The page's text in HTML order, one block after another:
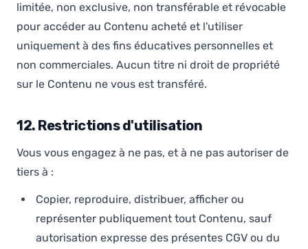
limitée, non exclusive, non transférable et révocable
pour accéder au Contenu acheté et l'utiliser
uniquement à des fins éducatives personnelles et
non commerciales. Aucun titre ni droit de propriété
sur le Contenu ne vous est transféré.
12. Restrictions d'utilisation
Vous vous engagez à ne pas, et à ne pas autoriser de
tiers à :
Copier, reproduire, distribuer, afficher ou
représenter publiquement tout Contenu, sauf
autorisation expresse des présentes CGV ou du